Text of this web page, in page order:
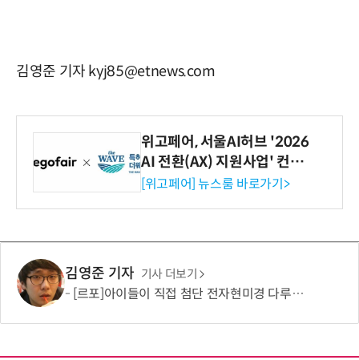
김영준 기자 kyj85@etnews.com
위고페어, 서울AI허브 '2026
AI 전환(AX) 지원사업' 컨소
시엄 선정
[위고페어] 뉴스룸 바로가기>
김영준 기자 기사 더보기
[르포]아이들이 직접 첨단 전자현미경 다루며 과학원리 체득...과학체험 제공 '주니어닥터' 현장